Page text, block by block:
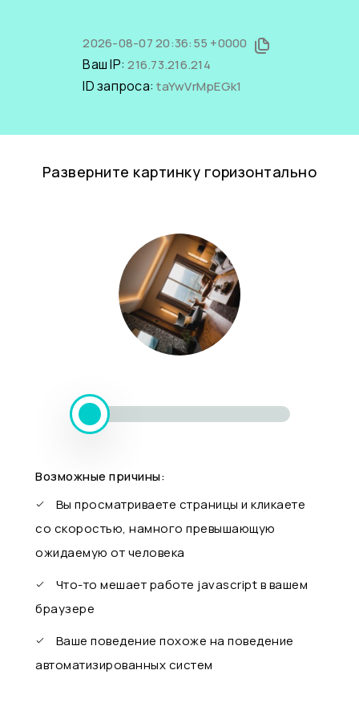
2026-08-07 20:36:55 +0000
Ваш IP:216.73.216.214
ID запроса:taYwVrMpEGk1
Разверните картинку горизонтально
Возможные причины:
Вы просматриваете страницы и кликаете
со скоростью, намного превышающую
ожидаемую от человека
Что-то мешает работе javascript в вашем
браузере
Ваше поведение похоже на поведение
автоматизированных систем